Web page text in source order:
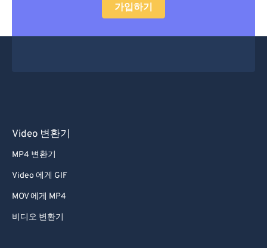
가입하기
Video 변환기
MP4 변환기
Video 에게 GIF
MOV 에게 MP4
비디오 변환기